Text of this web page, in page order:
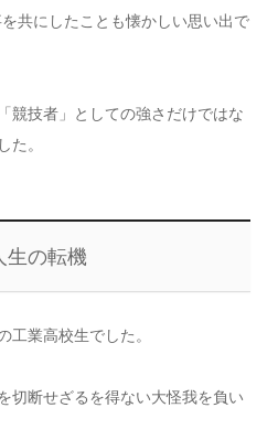
共にしたことも懐かしい思い出で
競技者」としての強さだけではな
た。
生の転機
工業高校生でした。
切断せざるを得ない大怪我を負い